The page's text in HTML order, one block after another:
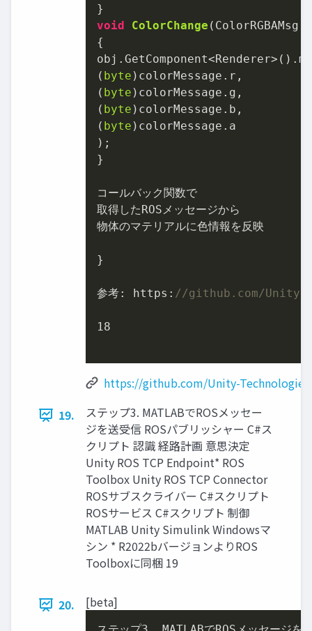
void
ColorChange ( ColorRGBAMsg
{
( byte )colorMessage.r,
( byte )colorMessage.g,
( byte )colorMessage.b,
( byte )colorMessage.a
);
}
コールバック関数で
取得したROSメッセージから
物体のマテリアルに色情報を反映
}
参考: https: //github.com/Unity-
18
https://github.com/Unity-
19.
ステップ3. MATLABでROSメッセー
ジを送受信 ROSパブリッシャー C#ス
クリプト 認識 経路計画 意思決定
Unity ROS TCP Endpoint* ROS
Toolbox Unity ROS TCP Connector
ROSサブスクライバー C#スクリプト
ROSサービス C#スクリプト 制御
MATLAB Unity Simulink Windowsマ
シン * R2022bバージョンよりROS
Toolboxに同梱 19
20. [beta]